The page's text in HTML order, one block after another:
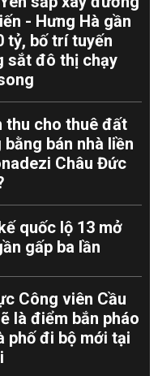
- Hưng Hà gần
tỷ, bố trí tuyến
sắt đô thị chạy
thu cho thuê đất
bằng bán nhà liền
Châu Đức
quốc lộ 13 mở
gấp ba lần
Công viên Cầu
là điểm bắn pháo
phố đi bộ mới tại